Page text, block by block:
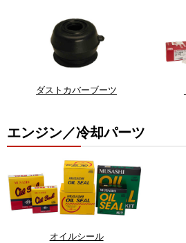
ダストカバーブーツ
エンジン／冷却パーツ
オイルシール